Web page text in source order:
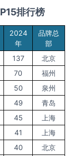
排行榜
2024
年
品牌总
部
137
北京
70
福州
50
泉州
49
青岛
45
上海
41
上海
40
北京